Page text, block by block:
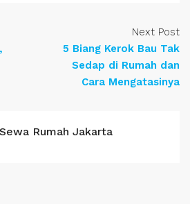
Next Post
5 Biang Kerok Bau Tak
Sedap di Rumah dan
Cara Mengatasinya
Rumah Jakarta